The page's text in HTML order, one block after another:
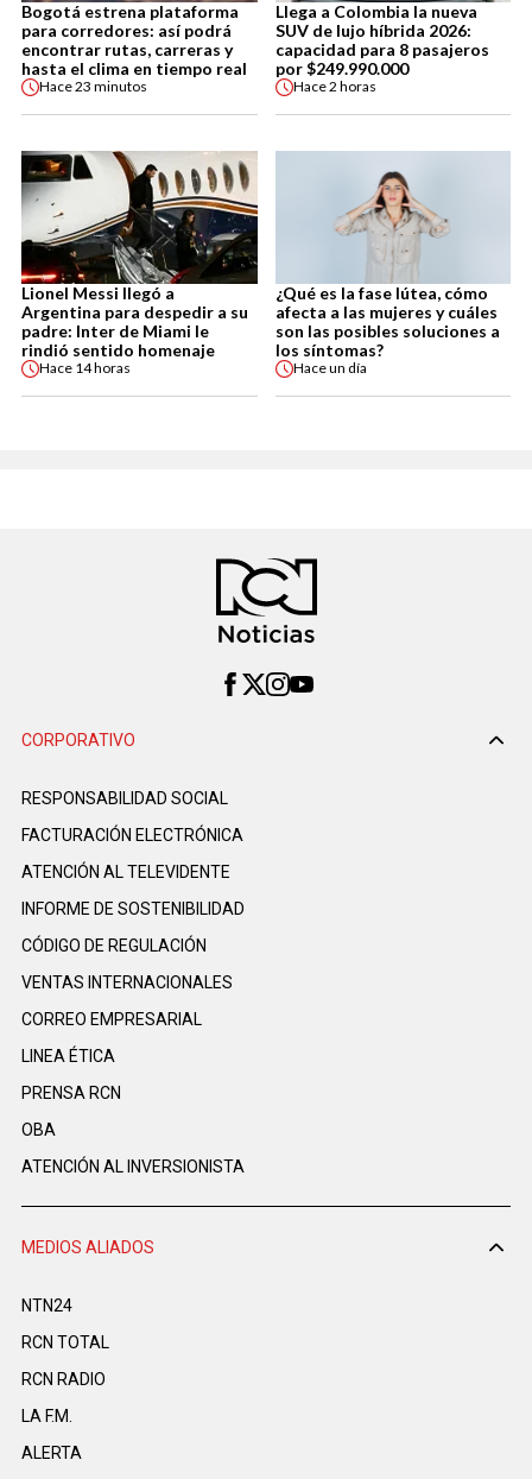
Bogotá estrena plataforma
para corredores: así podrá
encontrar rutas, carreras y
hasta el clima en tiempo real
Hace23 minutos
Llega a Colombia la nueva
SUV de lujo híbrida 2026:
capacidad para 8 pasajeros
por $249.990.000
Hace2 horas
Lionel Messi llegó a
Argentina para despedir a su
padre: Inter de Miami le
rindió sentido homenaje
Hace 14 horas
¿Qué es la fase lútea, cómo
afecta a las mujeres y cuáles
son las posibles soluciones a
los síntomas?
Haceun día
CORPORATIVO
RESPONSABILIDAD SOCIAL
FACTURACIÓN ELECTRÓNICA
ATENCIÓN AL TELEVIDENTE
INFORME DE SOSTENIBILIDAD
CÓDIGO DE REGULACIÓN
VENTAS INTERNACIONALES
CORREO EMPRESARIAL
LINEA ÉTICA
PRENSA RCN
OBA
ATENCIÓN AL INVERSIONISTA
MEDIOS ALIADOS
NTN24
RCN TOTAL
RCN RADIO
LA F.M.
ALERTA